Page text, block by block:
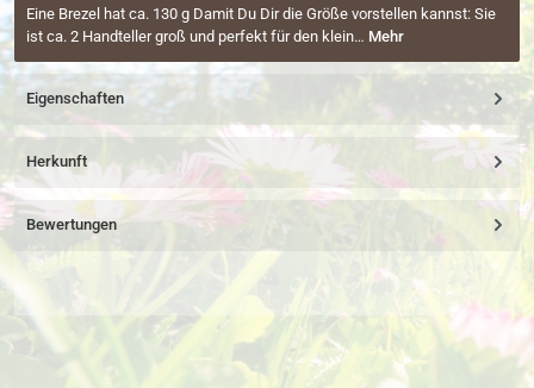
Eine Brezel hat ca. 130 g Damit Du Dir die Größe vorstellen kannst: Sie
ist ca. 2 Handteller groß und perfekt für den klein… Mehr
Eigenschaften
Herkunft
Bewertungen